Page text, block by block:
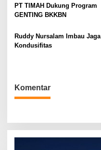
o
s
PT TIMAH Dukung Program
GENTING BKKBN
Ruddy Nursalam Imbau Jaga
Kondusifitas
Komentar